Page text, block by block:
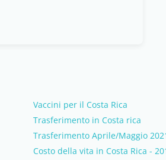
Vaccini per il Costa Rica
Trasferimento in Costa rica
Trasferimento Aprile/Maggio
Costo della vita in Costa Rica -